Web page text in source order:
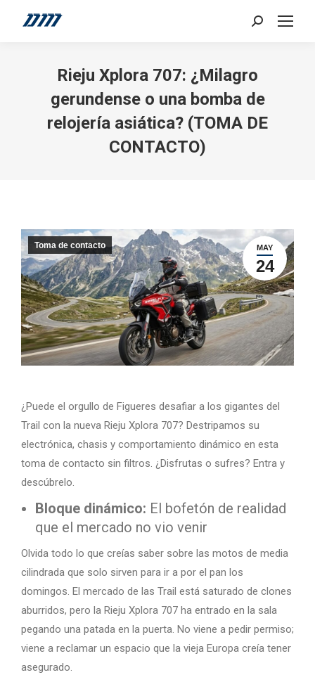
Search:
Rieju Xplora 707: ¿Milagro
gerundense o una bomba de
relojería asiática? (TOMA DE
CONTACTO)
MAY
24
Toma de contacto
¿Puede el orgullo de Figueres desafiar a los gigantes del
Trail con la nueva Rieju Xplora 707? Destripamos su
electrónica, chasis y comportamiento dinámico en esta
toma de contacto sin filtros. ¿Disfrutas o sufres? Entra y
descúbrelo.
Bloque dinámico: El bofetón de realidad
que el mercado no vio venir
Olvida todo lo que creías saber sobre las motos de media
cilindrada que solo sirven para ir a por el pan los
domingos. El mercado de las Trail está saturado de clones
aburridos, pero la Rieju Xplora 707 ha entrado en la sala
pegando una patada en la puerta. No viene a pedir permiso;
viene a reclamar un espacio que la vieja Europa creía tener
asegurado.